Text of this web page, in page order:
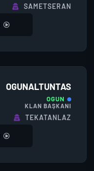
SAMETSERAN
OGUNALTUNTAS
OGUN
KLAN BAŞKANI
TEKATANLAZ